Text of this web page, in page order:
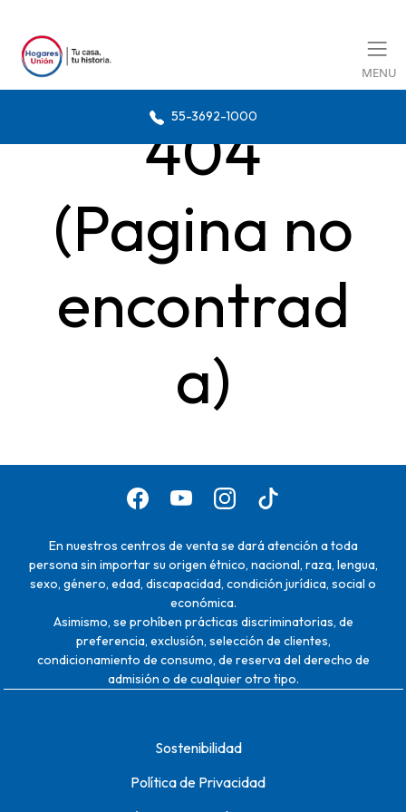
MENU
55-3692-1000
404
(Pagina no
encontrad
a)
En nuestros centros de venta se dará atención a toda
persona sin importar su origen étnico, nacional, raza, lengua,
sexo, género, edad, discapacidad, condición jurídica, social o
económica.
Asimismo, se prohíben prácticas discriminatorias, de
preferencia, exclusión, selección de clientes,
condicionamiento de consumo, de reserva del derecho de
admisión o de cualquier otro tipo.
Sostenibilidad
Política de Privacidad